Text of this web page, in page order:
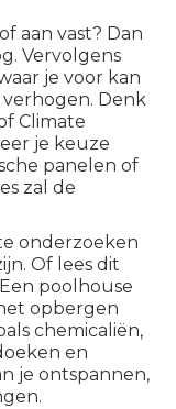
aan vast? Dan
Vervolgens
je voor kan
Denk
Climate
je keuze
panelen of
zal de
onderzoeken
Of lees dit
poolhouse
opbergen
chemicaliën,
en
je ontspannen,